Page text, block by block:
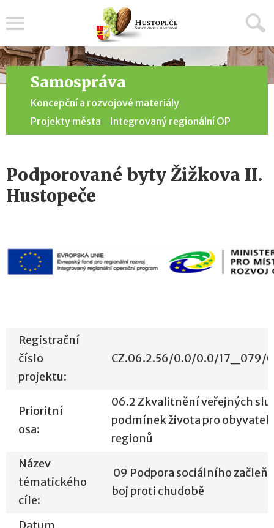
Samospráva
Koncepční a rozvojové materiály
Projekty města
Integrovaný regionální OP
Podporované byty Žižkova II.
Hustopeče
Registrační
číslo
projektu:
CZ.06.2.56/0.0/0.0/17_079/
Prioritní
osa:
06.2 Zkvalitnění veřejných
podmínek života pro
regionů
Název
tématického
cíle:
09 Podpora sociálního
boj proti chudobě